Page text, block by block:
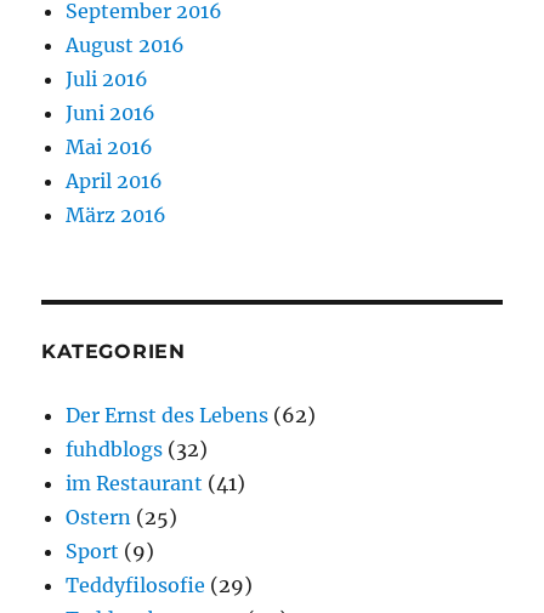
September 2016
August 2016
Juli 2016
Juni 2016
Mai 2016
April 2016
März 2016
KATEGORIEN
Der Ernst des Lebens (62)
fuhdblogs (32)
im Restaurant (41)
Ostern (25)
Sport (9)
Teddyfilosofie (29)